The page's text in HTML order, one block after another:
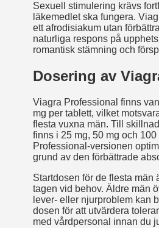
Sexuell stimulering krävs
läkemedlet ska fungera.
ett afrodisiakum utan
naturliga respons på
romantisk stämning och
Dosering av
Viagra Professional finns
mg per tablett, vilket
flesta vuxna män. Till
finns i 25 mg, 50 mg och 100
Professional-versionen
grund av den förbättrade
Startdosen för de flesta män
tagen vid behov. Äldre män
lever- eller njurproblem kan
dosen för att utvärdera
med vårdpersonal innan du